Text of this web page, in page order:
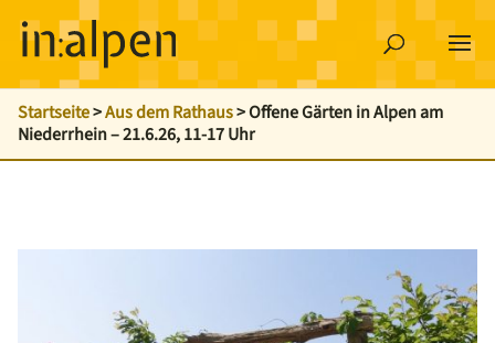
Startseite>Aus dem Rathaus>Offene Gärten in Alpen am
Niederrhein – 21.6.26, 11-17 Uhr